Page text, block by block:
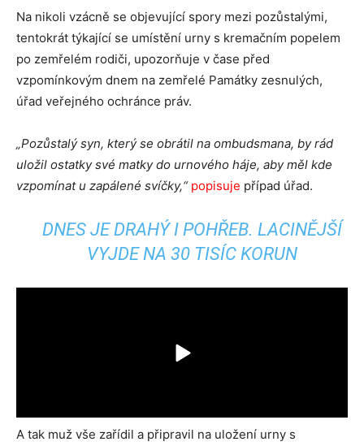
Na nikoli vzácně se objevující spory mezi pozůstalými,
tentokrát týkající se umístění urny s kremačním popelem
po zemřelém rodiči, upozorňuje v čase před
vzpomínkovým dnem na zemřelé Památky zesnulých,
úřad veřejného ochránce práv.
„Pozůstalý syn, který se obrátil na ombudsmana, by rád
uložil ostatky své matky do urnového háje, aby měl kde
vzpomínat u zapálené svíčky,“ popisuje případ úřad.
DNES JE DRAHÝ I POHŘEB. LACINĚJŠÍ
VYJDE NA 30 TISÍC KORUN
A tak muž vše zařídil a připravil na uložení urny s